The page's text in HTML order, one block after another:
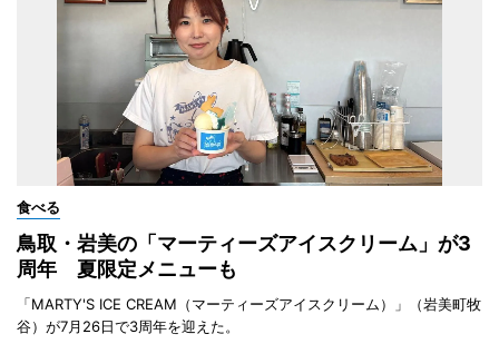
食べる
鳥取・岩美の「マーティーズアイスクリーム」が3
周年 夏限定メニューも
「MARTY'S ICE CREAM（マーティーズアイスクリーム）」（岩美町牧
谷）が7月26日で3周年を迎えた。